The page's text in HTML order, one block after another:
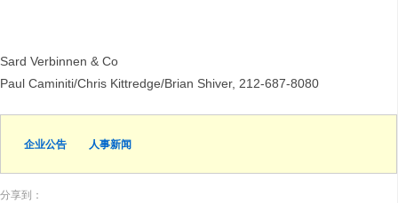
Sard Verbinnen & Co
Paul Caminiti/Chris Kittredge/Brian Shiver, 212-687-8080
企业公告 人事新闻
分享到：